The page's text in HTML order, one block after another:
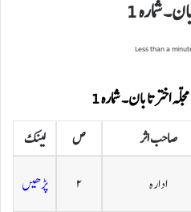
شمارہ 1
اختر تابان۔ شمارہ 1
صاحب اثر ص لینک
ادارہ ۲ پڑھیں